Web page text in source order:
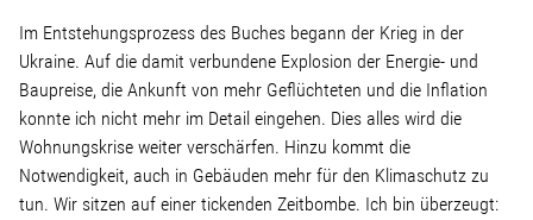
Lebenslauf
Wohnopoly
Das Buch
Im Entstehungsprozess des Buches begann der Krieg in der
Ukraine. Auf die damit verbundene Explosion der Energie- und
Baupreise, die Ankunft von mehr Geflüchteten und die Inflation
konnte ich nicht mehr im Detail eingehen. Dies alles wird die
Wohnungskrise weiter verschärfen. Hinzu kommt die
Notwendigkeit, auch in Gebäuden mehr für den Klimaschutz zu
tun. Wir sitzen auf einer tickenden Zeitbombe. Ich bin überzeugt: